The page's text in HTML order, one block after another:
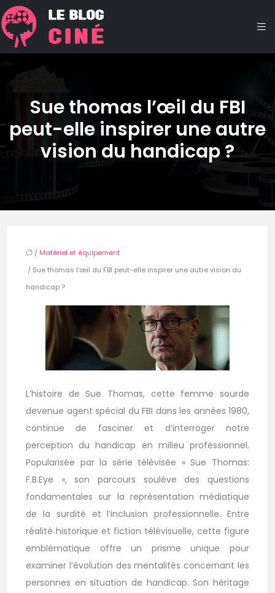
Sue thomas l’œil du FBI
peut-elle inspirer une autre
vision du handicap ?
/ Matériel et équipement
/ Sue thomas l’œil du FBI peut-elle inspirer une autre vision du
handicap ?
L’histoire de Sue Thomas, cette femme sourde
devenue agent spécial du FBI dans les années 1980,
continue de fasciner et d’interroger notre
perception du handicap en milieu professionnel.
Popularisée par la série télévisée « Sue Thomas:
F.B.Eye », son parcours soulève des questions
fondamentales sur la représentation médiatique
de la surdité et l’inclusion professionnelle. Entre
réalité historique et fiction télévisuelle, cette figure
emblématique offre un prisme unique pour
examiner l’évolution des mentalités concernant les
personnes en situation de handicap. Son héritage